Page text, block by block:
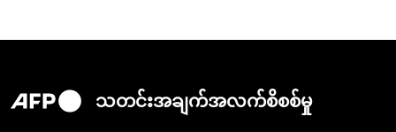
သတင်းအချက်အလက်စိစစ်မှု